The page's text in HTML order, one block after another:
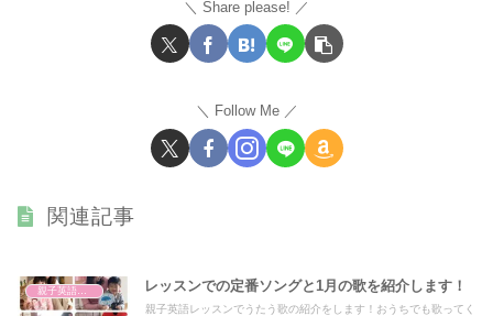
Share please!
Follow Me
関連記事
親子英語レッスン レッスンでの定番ソングと1月の歌を紹介します！
親子英語レッスンでうたう歌の紹介をします！おうちでも歌ってく